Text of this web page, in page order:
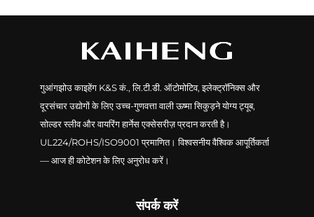
गुआंगझोउ काइहेंग K&S कं., लि.टी.डी. ऑटोमोटिव, इलेक्ट्रॉनिक्स और
दूरसंचार उद्योगों के लिए उच्च-गुणवत्ता वाली ऊष्मा सिकुड़ने योग्य ट्यूब,
सोल्डर स्लीव और वायरिंग हार्नेस एक्सेसरीज़ प्रदान करती है।
UL224/ROHS/ISO9001 प्रमाणित। विश्वसनीय वैश्विक आपूर्तिकर्ता
— आज ही कोटेशन के लिए अनुरोध करें।
संपर्क करें